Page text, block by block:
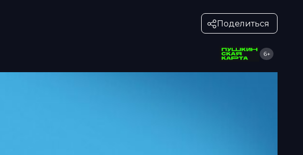
Поделиться
6+